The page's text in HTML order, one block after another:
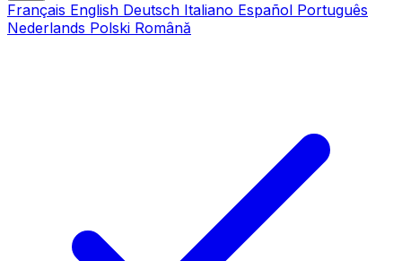
Français English Deutsch Italiano Español Português
Nederlands Polski Română